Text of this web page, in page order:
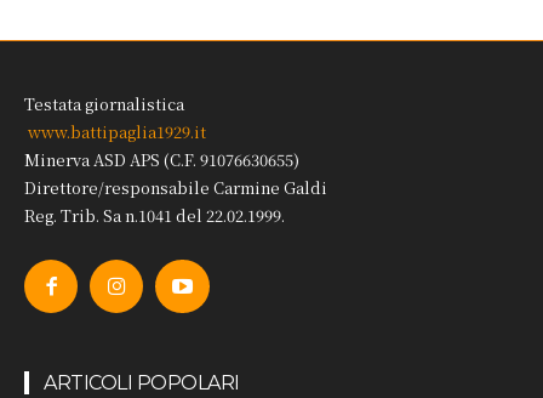
Testata giornalistica
www.battipaglia1929.it
Minerva ASD APS (C.F. 91076630655)
Direttore/responsabile Carmine Galdi
Reg. Trib. Sa n.1041 del 22.02.1999.
ARTICOLI POPOLARI